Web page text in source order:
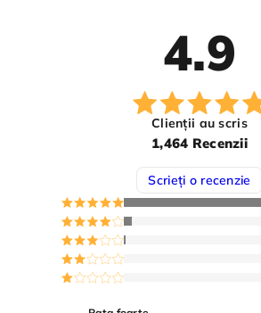
4.9
Clienții au scris
1,464 Recenzii
Scrieți o recenzie